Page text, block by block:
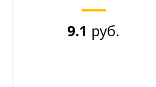
9.1 руб.